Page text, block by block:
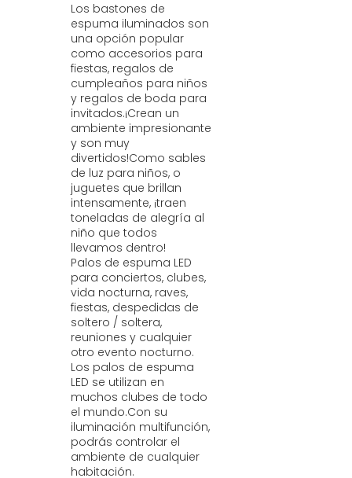
Los bastones de
espuma iluminados son
una opción popular
como accesorios para
fiestas, regalos de
cumpleaños para niños
y regalos de boda para
invitados.¡Crean un
ambiente impresionante
y son muy
divertidos!Como sables
de luz para niños, o
juguetes que brillan
intensamente, ¡traen
toneladas de alegría al
niño que todos
llevamos dentro!
Palos de espuma LED
para conciertos, clubes,
vida nocturna, raves,
fiestas, despedidas de
soltero / soltera,
reuniones y cualquier
otro evento nocturno.
Los palos de espuma
LED se utilizan en
muchos clubes de todo
el mundo.Con su
iluminación multifunción,
podrás controlar el
ambiente de cualquier
habitación.